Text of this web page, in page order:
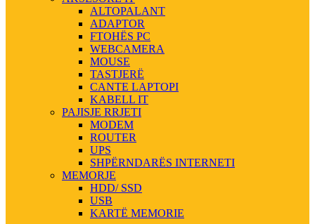
ALTOPALANT
ADAPTOR
FTOHËS PC
WEBCAMERA
MOUSE
TASTJERË
CANTE LAPTOPI
KABELL IT
PAJISJE RRJETI
MODEM
ROUTER
UPS
SHPËRNDARËS INTERNETI
MEMORJE
HDD/ SSD
USB
KARTË MEMORIE